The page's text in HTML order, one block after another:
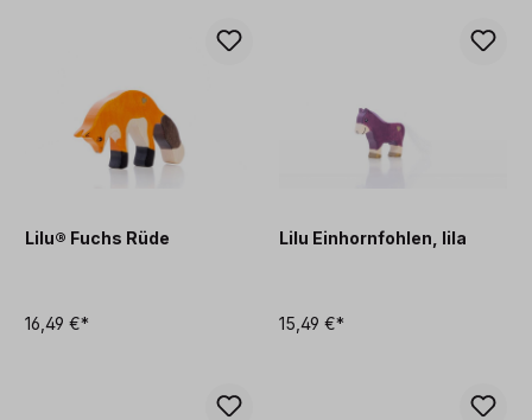
Lilu® Fuchs Rüde
16,49 €*
Lilu Einhornfohlen, lila
15,49 €*